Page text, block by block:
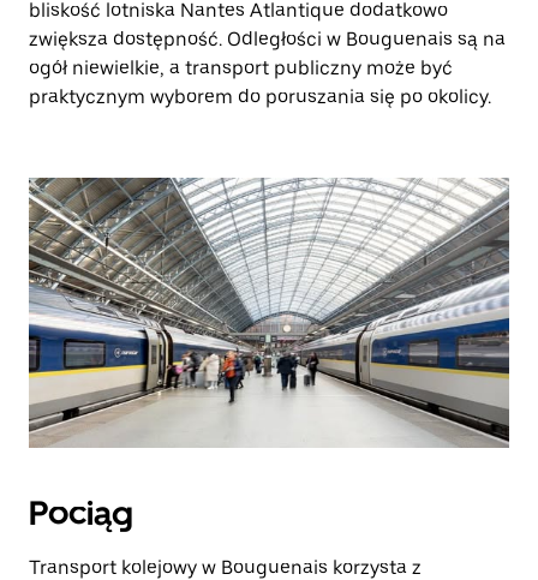
bliskość lotniska Nantes Atlantique dodatkowo
zwiększa dostępność. Odległości w Bouguenais są na
ogół niewielkie, a transport publiczny może być
praktycznym wyborem do poruszania się po okolicy.
Pociąg
Transport kolejowy w Bouguenais korzysta z